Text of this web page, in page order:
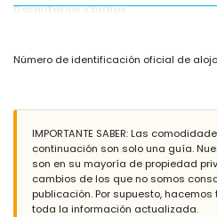
Dormitorios y baños
baño con lavabo individual,
parcela vallada
piscina comunitaria de 15m x 6m y
jardín comunitario con césped y
2 terrazas cubiertas
ducha exterior
zona de estar al aire libre
espacio de garaje comunitario
Número de identificación oficial de
IMPORTANTE SABER: Las
continuación son solo una guía.
son en su mayoría de propiedad
cambios de los que no somos
publicación. Por supuesto,
toda la información actualizada.